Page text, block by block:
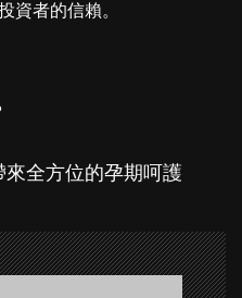
資者的信賴。
全方位的孕期呵護